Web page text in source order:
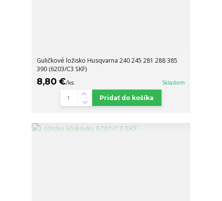
Guličkové ložisko Husqvarna 240 245 281 288 385
390 (6203/C3 SKF)
8,80 €/ks Skladom
Pridať do košíka